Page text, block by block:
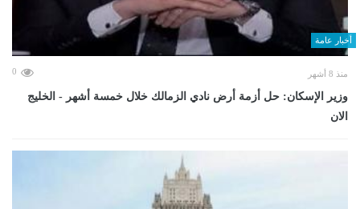
أخبار عامة
منذ 8 أشهر 0
وزير الإسكان: حل أزمة أرض نادي الزمالك خلال خمسة أشهر - الخليج
الان